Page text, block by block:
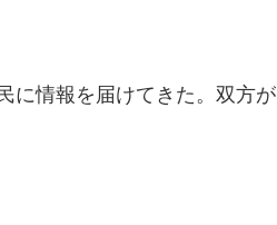
に情報を届けてきた。双方が